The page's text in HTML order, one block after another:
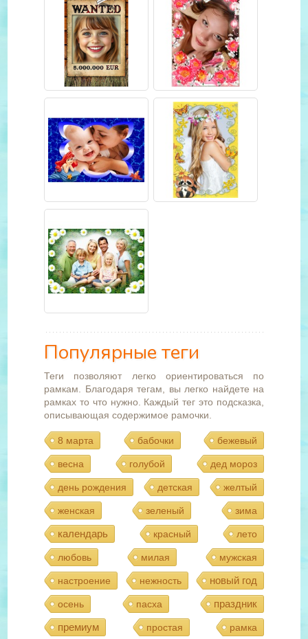
Популярные теги
Теги позволяют легко ориентироваться по
рамкам. Благодаря тегам, вы легко найдете на
рамках то что нужно. Каждый тег это подсказка,
описывающая содержимое рамочки.
8 марта бабочки бежевый
весна голубой дед мороз
день рождения детская желтый
женская зеленый зима
календарь красный лето
любовь милая мужская
настроение нежность новый год
осень пасха
праздник
премиум
простая рамка